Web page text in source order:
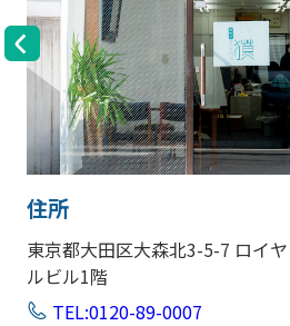
住所
東京都大田区大森北3-5-7 ロイヤ
ルビル1階
TEL:0120-89-0007